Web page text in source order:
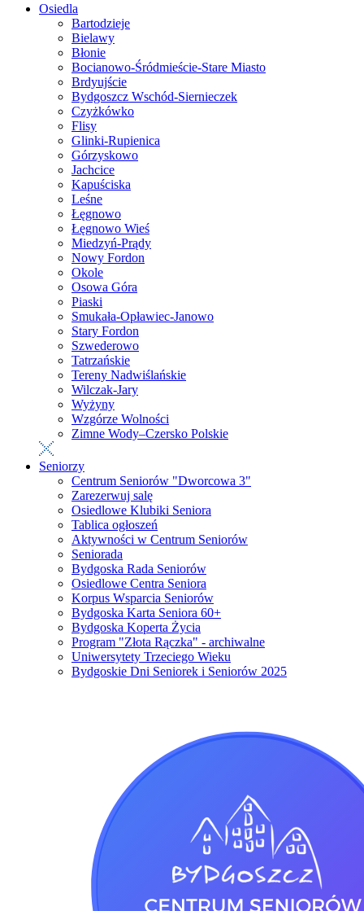
Osiedla
Bartodzieje
Bielawy
Błonie
Bocianowo-Śródmieście-Stare Miasto
Brdyujście
Bydgoszcz Wschód-Siernieczek
Czyżkówko
Flisy
Glinki-Rupienica
Górzyskowo
Jachcice
Kapuściska
Leśne
Łęgnowo
Łęgnowo Wieś
Miedzyń-Prądy
Nowy Fordon
Okole
Osowa Góra
Piaski
Smukała-Opławiec-Janowo
Stary Fordon
Szwederowo
Tatrzańskie
Tereny Nadwiślańskie
Wilczak-Jary
Wyżyny
Wzgórze Wolności
Zimne Wody–Czersko Polskie
Seniorzy
Centrum Seniorów "Dworcowa 3"
Zarezerwuj salę
Osiedlowe Klubiki Seniora
Tablica ogłoszeń
Aktywności w Centrum Seniorów
Seniorada
Bydgoska Rada Seniorów
Osiedlowe Centra Seniora
Korpus Wsparcia Seniorów
Bydgoska Karta Seniora 60+
Bydgoska Koperta Życia
Program "Złota Rączka" - archiwalne
Uniwersytety Trzeciego Wieku
Bydgoskie Dni Seniorek i Seniorów 2025